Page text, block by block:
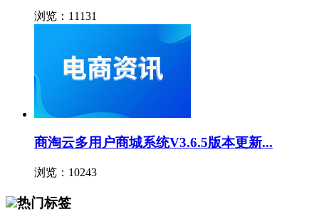
浏览：11131
商淘云多用户商城系统V3.6.5版本更新...
浏览：10243
热门标签